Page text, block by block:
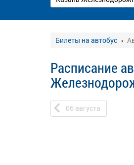
Билеты на автобус
Расписание
06 августа